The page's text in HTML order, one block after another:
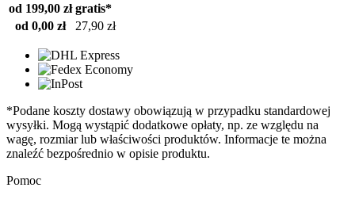
od 199,00 zł gratis*
od 0,00 zł
27,90 zł
*Podane koszty dostawy obowiązują w przypadku standardowej
wysyłki. Mogą wystąpić dodatkowe opłaty, np. ze względu na
wagę, rozmiar lub właściwości produktów. Informacje te można
znaleźć bezpośrednio w opisie produktu.
Pomoc